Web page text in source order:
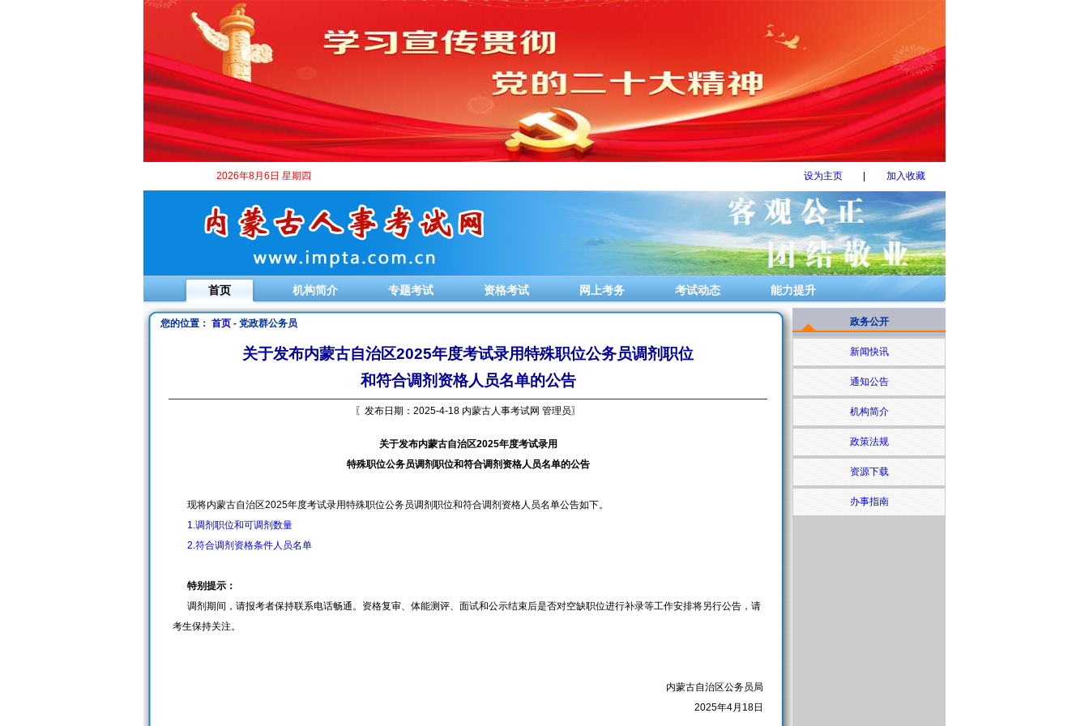
2026年8月6日 星期四 设为主页 加入收藏
首页 机构简介 专题考试 资格考试 网上考务 考试动态 能力提升
您的位置： 首页- 党政群公务员
关于发布内蒙古自治区2025年度考试录用特殊职位公务员调剂职位
和符合调剂资格人员名单的公告
〖发布日期：2025-4-18 内蒙古人事考试网 管理员〗
关于发布内蒙古自治区2025年度考试录用
特殊职位公务员调剂职位和符合调剂资格人员名单的公告
现将内蒙古自治区2025年度考试录用特殊职位公务员调剂职位和符合调剂资格人员名单公告如下。
1.调剂职位和可调剂数量
2.符合调剂资格条件人员名单
特别提示：
调剂期间，请报考者保持联系电话畅通。资格复审、体能测评、面试和公示结束后是否对空缺职位进行补录等工作安排将另行公告，请
考生保持关注。
内蒙古自治区公务员局
2025年4月18日
政务公开
新闻快讯
通知公告
机构简介
政策法规
资源下载
办事指南